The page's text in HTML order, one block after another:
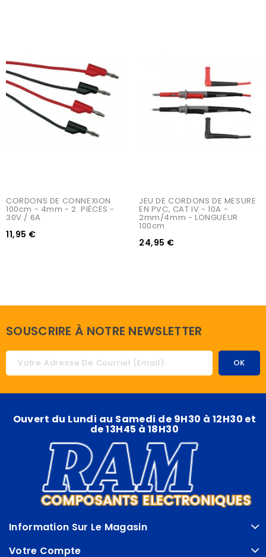
CORDONS DE CONNEXION
100cm - 4mm - 2  PIÈCES -
30V / 6A
11,95 €
JEU DE CORDONS DE MESURE
EN PVC, CAT IV - 10A -
2mm/4mm - LONGUEUR
100cm
24,95 €
SOUSCRIRE À NOTRE NEWSLETTER
Ouvert du Lundi au Samedi de 9H30 à 12H30 et
de 13H45 à 18H30
Information Sur Le Magasin
Votre Compte